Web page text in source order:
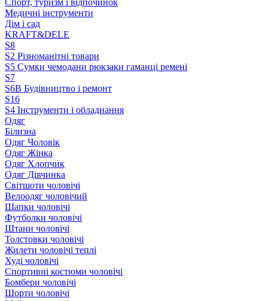
Спорт, туризм і відпочинок
Медичні інструменти
Дім і сад
KRAFT&DELE
S8
S2 Різноманітні товари
S5 Сумки чемодани рюкзаки гаманці ремені
S7
S6B Будівництво і ремонт
S16
S4 Інструменти і обладнання
Одяг
Білизна
Одяг Чоловік
Одяг Жінка
Одяг Хлопчик
Одяг Дівчинка
Світшоти чоловічі
Велоодяг чоловічий
Шапки чоловічі
Футболки чоловічі
Штани чоловічі
Толстовки чоловічі
Жилети чоловічі теплі
Худі чоловічі
Спортивні костюми чоловічі
Бомбери чоловічі
Шорти чоловічі